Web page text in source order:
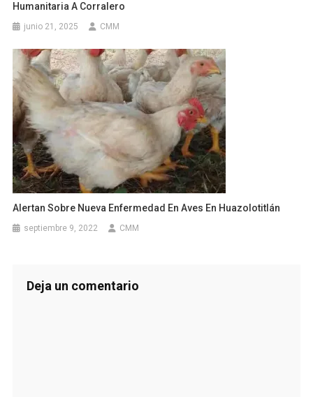
Humanitaria A Corralero
junio 21, 2025 CMM
Alertan Sobre Nueva Enfermedad En Aves En Huazolotitlán
septiembre 9, 2022 CMM
Deja un comentario